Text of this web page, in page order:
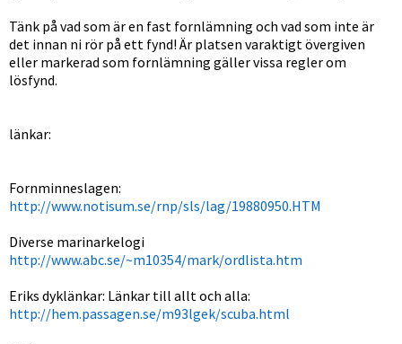
Tänk på vad som är en fast fornlämning och vad som inte är
det innan ni rör på ett fynd! Är platsen varaktigt övergiven
eller markerad som fornlämning gäller vissa regler om
lösfynd.
länkar:
Fornminneslagen:
http://www.notisum.se/rnp/sls/lag/19880950.HTM
Diverse marinarkelogi
http://www.abc.se/~m10354/mark/ordlista.htm
Eriks dyklänkar: Länkar till allt och alla:
http://hem.passagen.se/m93lgek/scuba.html